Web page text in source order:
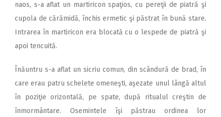
naos, s-a aflat un martiricon spaţios, cu pereţii de piatră şi
cupola de cărămidă, închis ermetic şi păstrat în bună stare.
Intrarea în martiricon era blocată cu o lespede de piatră şi
apoi tencuită.
Înăuntru s-a aflat un sicriu comun, din scândură de brad, în
care erau patru schelete omeneşti, aşezate unul lângă altul
în poziţie orizontală, pe spate, după ritualul creştin de
înmormântare. Osemintele îşi păstrau ordinea lor